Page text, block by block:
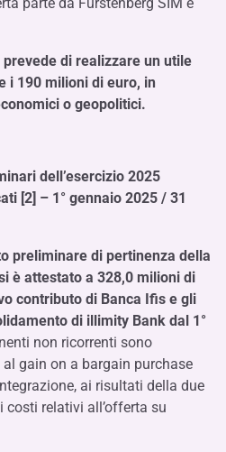
di realizzare un utile
i 190 milioni di euro, in
o geopolitici.
dell’esercizio 2025
[2] – 1° gennaio 2025 / 31
preliminare di pertinenza della
è attestato a 328,0 milioni di
contributo di Banca Ifis e gli
di illimity Bank dal 1°
non ricorrenti sono
gain on a bargain purchase
ai risultati della due
relativi all’offerta su